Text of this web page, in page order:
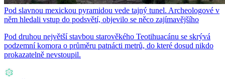
Pod slavnou mexickou pyramidou vede tajný tunel. Archeologové v
něm hledali vstup do podsvětí, objevilo se něco zajímavějšího
Pod druhou největší stavbou starověkého Teotihuacánu se skrývá
podzemní komora o průměru patnácti metrů, do které dosud nikdo
prokazatelně nevstoupil.